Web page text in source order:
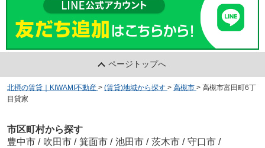
ページトップへ
北摂の賃貸｜KIWAMI不動産 > (賃貸)地域から探す > 高槻市 > 高槻市富田町6丁
目貸家
市区町村から探す
豊中市 / 吹田市 / 箕面市 / 池田市 / 茨木市 / 守口市 /